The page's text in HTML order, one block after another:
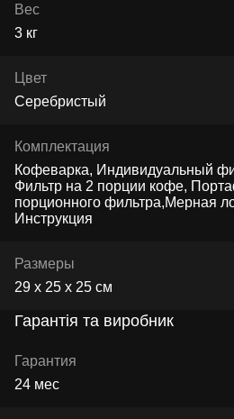
Вес
3 кг
Цвет
Серебристый
Комплектация
Кофеварка, Индивидуальный
Фильтр на 2 порции кофе,
порционного фильтра,Мерная
Инструкция
Размеры
29 х 25 х 25 см
Гарантія та виробник
Гарантия
24 мес